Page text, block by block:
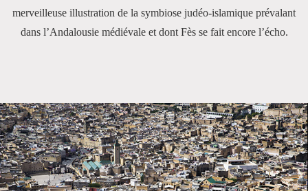
merveilleuse illustration de la symbiose judéo-islamique prévalant
dans l’Andalousie médiévale et dont Fès se fait encore l’écho.